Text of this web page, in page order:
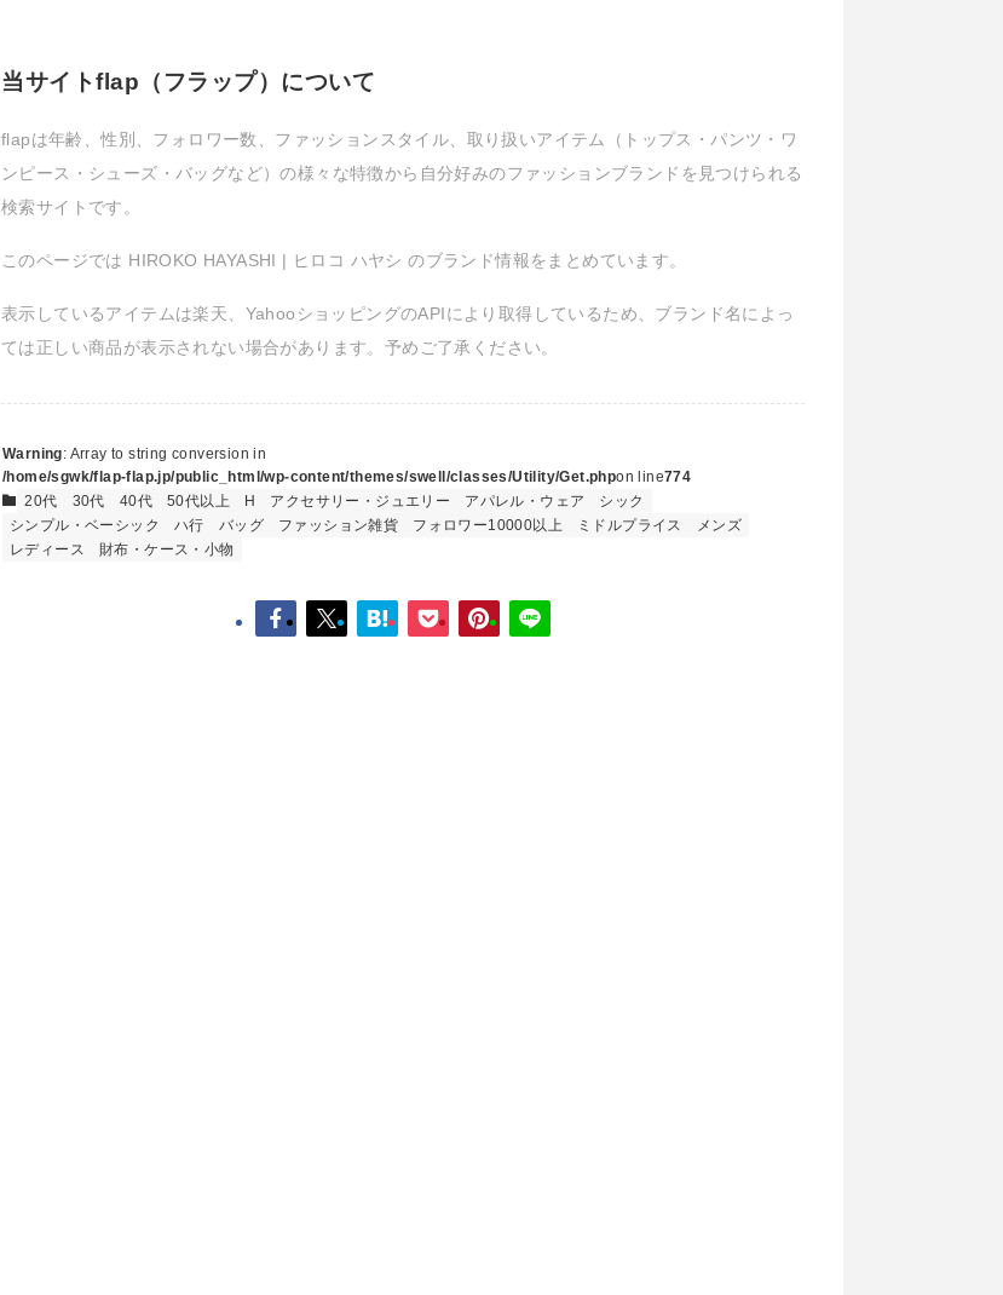
当サイトflap（フラップ）について
flapは年齢、性別、フォロワー数、ファッションスタイル、取り扱いアイテム（トップス・パンツ・ワ
ンピース・シューズ・バッグなど）の様々な特徴から自分好みのファッションブランドを見つけられる
検索サイトです。
このページでは HIROKO HAYASHI | ヒロコ ハヤシ のブランド情報をまとめています。
表示しているアイテムは楽天、YahooショッピングのAPIにより取得しているため、ブランド名によっ
ては正しい商品が表示されない場合があります。予めご了承ください。
Warning: Array to string conversion in
/home/sgwk/flap-flap.jp/public_html/wp-content/themes/swell/classes/Utility/Get.phpon line774
20代
30代 40代 50代以上 H アクセサリー・ジュエリー アパレル・ウェア
シック
シンプル・ベーシック
ハ行 バッグ ファッション雑貨 フォロワー10000以上 ミドルプライス
メンズ
レディース
財布・ケース・小物